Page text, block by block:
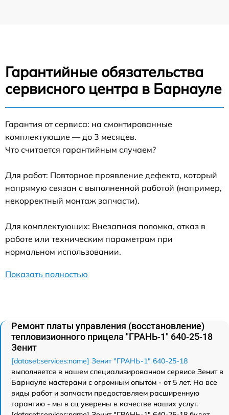
Гарантийные обязательства
сервисного центра в Барнауле
Гарантия от сервиса: на смонтированные
комплектующие — до 3 месяцев.
Что считается гарантийным случаем?
Для работ: Повторное проявление дефекта, который
напрямую связан с выполненной работой (например,
некорректный монтаж запчасти).
Для комплектующих: Внезапная поломка, отказ в
работе или техническим параметрам при
нормальном использовании.
Показать полностью
Ремонт платы управления (восстановление)
тепловизионного прицела "ГРАНЬ-1" 640-25-18
Зенит
[dataset:services:name] Зенит "ГРАНЬ-1" 640-25-18
выполняется в нашем специализированном сервисе Зенит в
Барнауле мастерами с огромным опытом - от 5 лет. На все
виды работ и запчасти предоставляем расширенную
гарантию - мы в сц уверены в качестве наших услуг.